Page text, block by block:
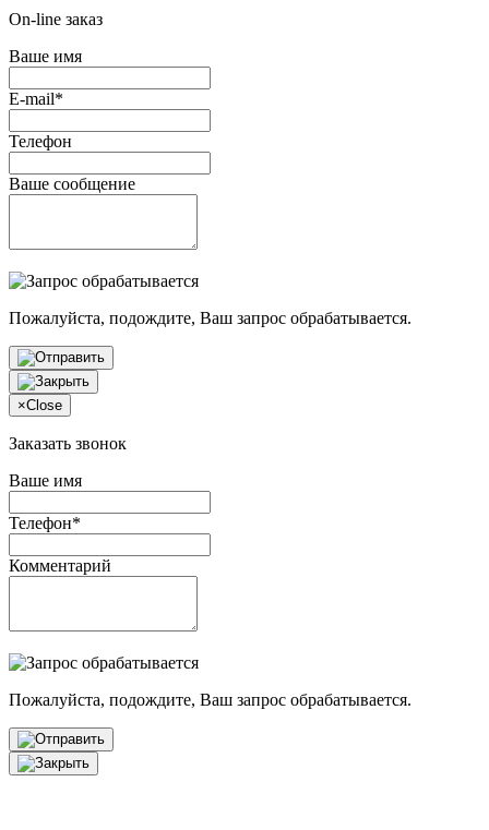
On-line заказ
Ваше имя
E-mail*
Телефон
Ваше сообщение
Пожалуйста, подождите, Ваш запрос обрабатывается.
×Close
Заказать звонок
Ваше имя
Телефон*
Комментарий
Пожалуйста, подождите, Ваш запрос обрабатывается.